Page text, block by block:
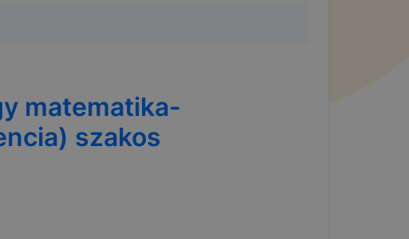
matematika-
szakos